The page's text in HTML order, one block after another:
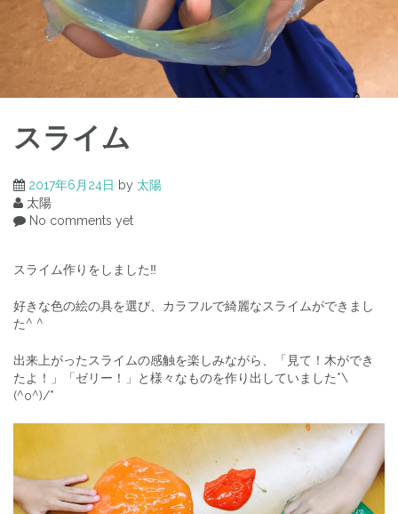
スライム
2017年6月24日 by 太陽
太陽
No comments yet
スライム作りをしました‼︎
好きな色の絵の具を選び、カラフルで綺麗なスライムができまし
た^ ^
出来上がったスライムの感触を楽しみながら、「見て！木ができ
たよ！」「ゼリー！」と様々なものを作り出していました*\
(^o^)/*